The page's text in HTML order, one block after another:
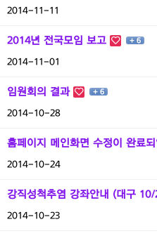
2014-11-11
2014년 전국모임 보고 + 6
2014-11-01
임원회의 결과 + 6
2014-10-28
홈페이지 메인화면 수정이 완료
2014-10-24
강직성척추염 강좌안내 (대구 10/
2014-10-23